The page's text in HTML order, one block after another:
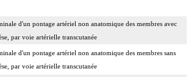
d'un pontage artériel non anatomique des membres avec
par voie artérielle transcutanée
d'un pontage artériel non anatomique des membres sans
par voie artérielle transcutanée